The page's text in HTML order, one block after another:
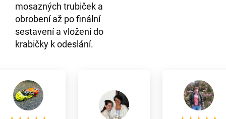
mosazných trubiček a
obrobení až po finální
sestavení a vložení do
krabičky k odeslání.